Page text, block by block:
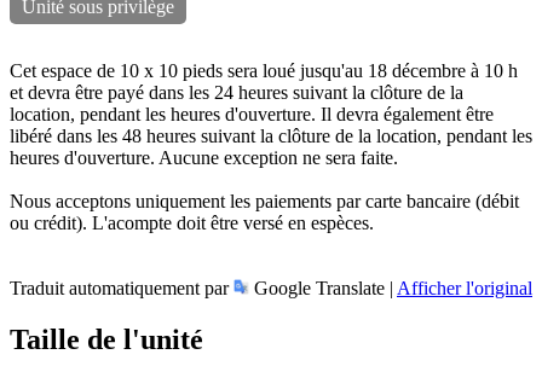
Unité sous privilège
Cet espace de 10 x 10 pieds sera loué jusqu'au 18 décembre à 10 h
et devra être payé dans les 24 heures suivant la clôture de la
location, pendant les heures d'ouverture. Il devra également être
libéré dans les 48 heures suivant la clôture de la location, pendant les
heures d'ouverture. Aucune exception ne sera faite.
Nous acceptons uniquement les paiements par carte bancaire (débit
ou crédit). L'acompte doit être versé en espèces.
Traduit automatiquement par Google Translate | Afficher l'original
Taille de l'unité